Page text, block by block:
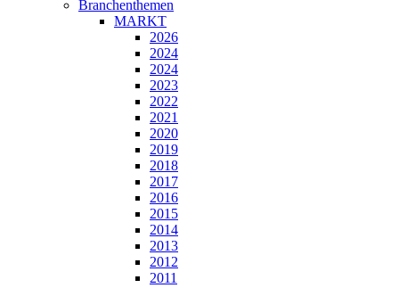
Branchenthemen
MARKT
2026
2024
2024
2023
2022
2021
2020
2019
2018
2017
2016
2015
2014
2013
2012
2011